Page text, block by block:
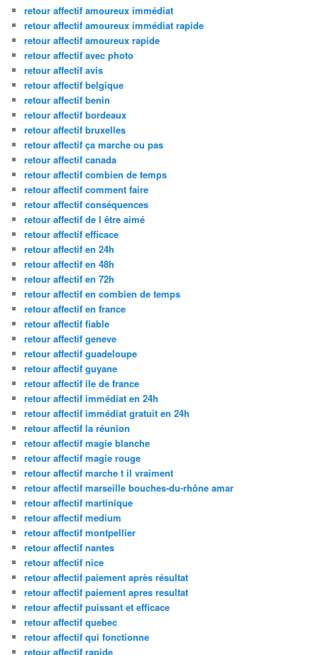
retour affectif amoureux immédiat
retour affectif amoureux immédiat rapide
retour affectif amoureux rapide
retour affectif avec photo
retour affectif avis
retour affectif belgique
retour affectif benin
retour affectif bordeaux
retour affectif bruxelles
retour affectif ça marche ou pas
retour affectif canada
retour affectif combien de temps
retour affectif comment faire
retour affectif conséquences
retour affectif de l être aimé
retour affectif efficace
retour affectif en 24h
retour affectif en 48h
retour affectif en 72h
retour affectif en combien de temps
retour affectif en france
retour affectif fiable
retour affectif geneve
retour affectif guadeloupe
retour affectif guyane
retour affectif ile de france
retour affectif immédiat en 24h
retour affectif immédiat gratuit en 24h
retour affectif la réunion
retour affectif magie blanche
retour affectif magie rouge
retour affectif marche t il vraiment
retour affectif marseille bouches-du-rhône amar
retour affectif martinique
retour affectif medium
retour affectif montpellier
retour affectif nantes
retour affectif nice
retour affectif paiement après résultat
retour affectif paiement apres resultat
retour affectif puissant et efficace
retour affectif quebec
retour affectif qui fonctionne
retour affectif rapide